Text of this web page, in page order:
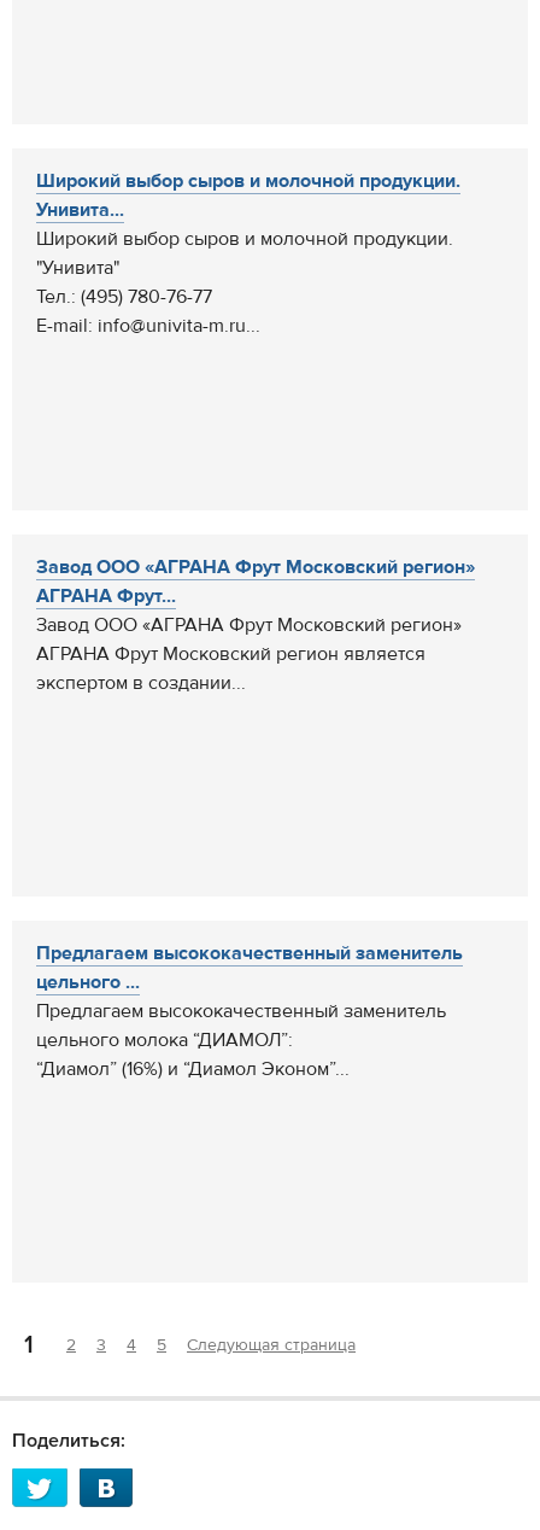
Широкий выбор сыров и молочной продукции.
Унивита...
Широкий выбор сыров и молочной продукции.
"Унивита"
Тел.: (495) 780-76-77
E-mail: info@univita-m.ru...
Завод ООО «АГРАНА Фрут Московский регион»
АГРАНА Фрут...
Завод ООО «АГРАНА Фрут Московский регион»
АГРАНА Фрут Mосковский регион является
экспертом в создании...
Предлагаем высококачественный заменитель
цельного ...
Предлагаем высококачественный заменитель
цельного молока “ДИАМОЛ”:
“Диамол” (16%) и “Диамол Эконом”...
1 2 3 4 5 Следующая страница
Поделиться: